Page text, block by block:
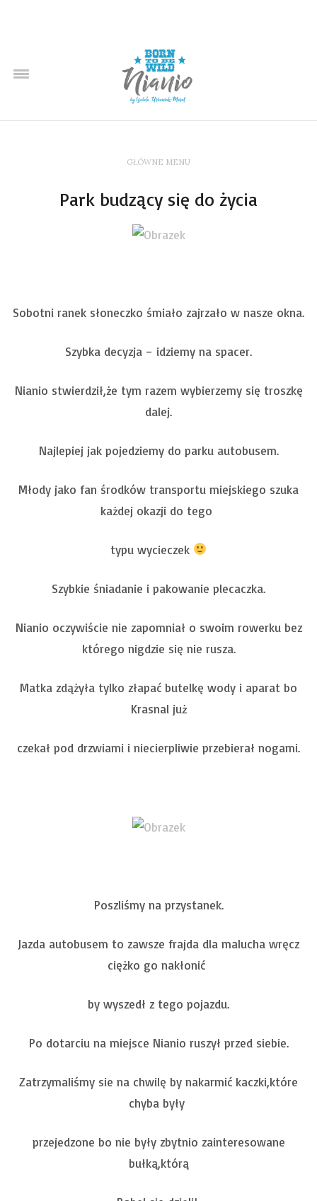
GŁÓWNE MENU
Park budzący się do życia
Sobotni ranek słoneczko śmiało zajrzało w nasze okna.
Szybka decyzja – idziemy na spacer.
Nianio stwierdził,że tym razem wybierzemy się troszkę
dalej.
Najlepiej jak pojedziemy do parku autobusem.
Młody jako fan środków transportu miejskiego szuka
każdej okazji do tego
typu wycieczek
Szybkie śniadanie i pakowanie plecaczka.
Nianio oczywiście nie zapomniał o swoim rowerku bez
którego nigdzie się nie rusza.
Matka zdążyła tylko złapać butelkę wody i aparat bo
Krasnal już
czekał pod drzwiami i niecierpliwie przebierał nogami.
Poszliśmy na przystanek.
Jazda autobusem to zawsze frajda dla malucha wręcz
ciężko go nakłonić
by wyszedł z tego pojazdu.
Po dotarciu na miejsce Nianio ruszył przed siebie.
Zatrzymaliśmy sie na chwilę by nakarmić kaczki,które
chyba były
przejedzone bo nie były zbytnio zainteresowane
bułką,którą